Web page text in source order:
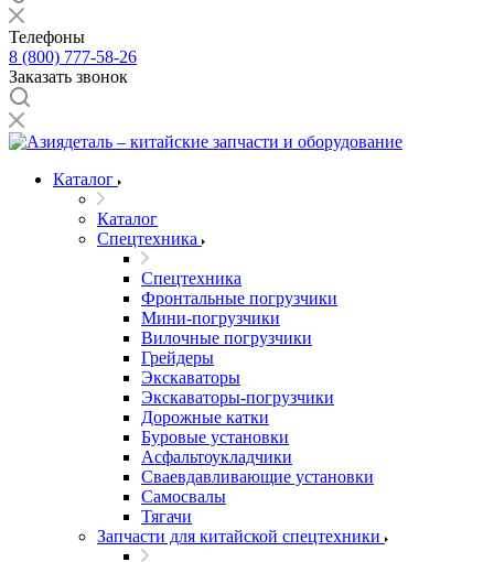
Телефоны
8 (800) 777-58-26
Заказать звонок
Каталог
Каталог
Спецтехника
Спецтехника
Фронтальные погрузчики
Мини-погрузчики
Вилочные погрузчики
Грейдеры
Экскаваторы
Экскаваторы-погрузчики
Дорожные катки
Буровые установки
Асфальтоукладчики
Сваевдавливающие установки
Самосвалы
Тягачи
Запчасти для китайской спецтехники